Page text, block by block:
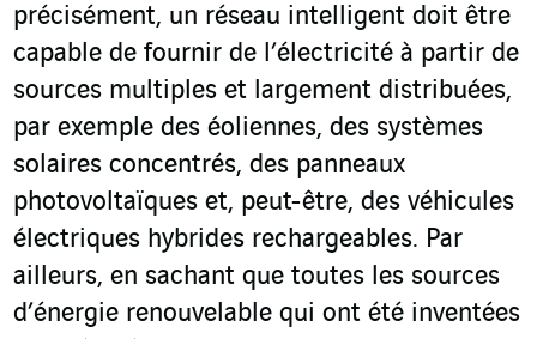
précisément, un réseau intelligent doit être
capable de fournir de l’électricité à partir de
sources multiples et largement distribuées,
par exemple des éoliennes, des systèmes
solaires concentrés, des panneaux
photovoltaïques et, peut-être, des véhicules
électriques hybrides rechargeables. Par
ailleurs, en sachant que toutes les sources
d’énergie renouvelable qui ont été inventées